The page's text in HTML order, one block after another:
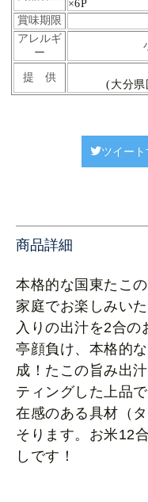
×6P
賞味期限
アレルギ
ー
提 供
(大分県
ツイート
商品詳細
本格的な国東たこ
家庭でお楽しみい
入りの出汁を2合の
亭顔負け、本格的
成！たこの旨み出
ティングした上品
在感のある具材（
そります。お米12
しです！